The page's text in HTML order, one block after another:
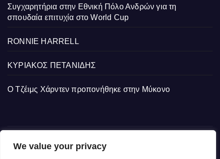
We value your privacy
Συγχαρητήρια στην Εθνική Πόλο Ανδρών για τη
σπουδαία επιτυχία στο World Cup
RONNIE HARRELL
ΚΥΡΙΑΚΟΣ ΠΕΤΑΝΙΔΗΣ
Ο Τζέιμς Χάρντεν προπονήθηκε στην Μύκονο